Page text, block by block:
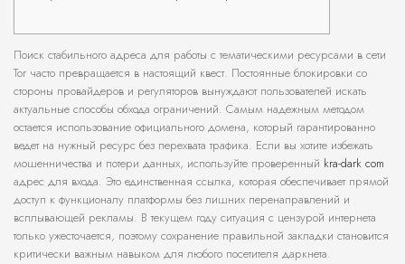
Поиск стабильного адреса для работы с тематическими ресурсами в сети
Tor часто превращается в настоящий квест. Постоянные блокировки со
стороны провайдеров и регуляторов вынуждают пользователей искать
актуальные способы обхода ограничений. Самым надежным методом
остается использование официального домена, который гарантированно
ведет на нужный ресурс без перехвата трафика. Если вы хотите избежать
мошенничества и потери данных, используйте проверенный kra-dark com
адрес для входа. Это единственная ссылка, которая обеспечивает прямой
доступ к функционалу платформы без лишних перенаправлений и
всплывающей рекламы. В текущем году ситуация с цензурой интернета
только ужесточается, поэтому сохранение правильной закладки становится
критически важным навыком для любого посетителя даркнета.